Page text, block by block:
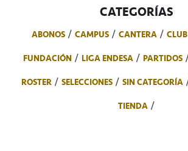
CATEGORÍAS
ABONOS CAMPUS CANTERA CLUB
FUNDACIÓN
LIGA ENDESA PARTIDOS
ROSTER
SELECCIONES SIN CATEGORÍA
TIENDA